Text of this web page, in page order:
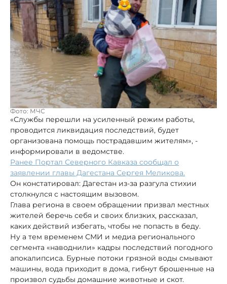
Фото: МЧС
«Службы перешли на усиленный режим работы,
проводится ликвидация последствий, будет
организована помощь пострадавшим жителям», -
информировали в ведомстве.
Ранее Портал Северного Кавказа сообщал о
заявлении главы Дагестана Сергея Меликова.
Он констатировал: Дагестан из-за разгула стихии
столкнулся с настоящим вызовом.
Глава региона в своем обращении призвал местных
жителей беречь себя и своих близких, рассказал,
каких действий избегать, чтобы не попасть в беду.
Ну а тем временем СМИ и медиа регионального
сегмента «наводнили» кадры последствий погодного
апокалипсиса. Бурные потоки грязной воды смывают
машины, вода приходит в дома, гибнут брошенные на
произвол судьбы домашние животные и скот.